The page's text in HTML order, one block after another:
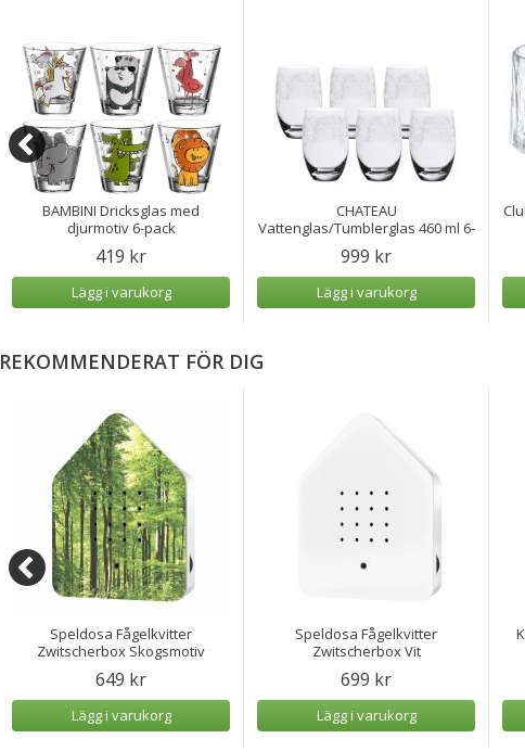
BAMBINI Dricksglas med
djurmotiv 6-pack
419 kr
Lägg i varukorg
CHATEAU
Vattenglas/Tumblerglas 460 ml 6-
pack
999 kr
Lägg i varukorg
REKOMMENDERAT FÖR DIG
Speldosa Fågelkvitter
Zwitscherbox Skogsmotiv
649 kr
Lägg i varukorg
Speldosa Fågelkvitter
Zwitscherbox Vit
699 kr
Lägg i varukorg